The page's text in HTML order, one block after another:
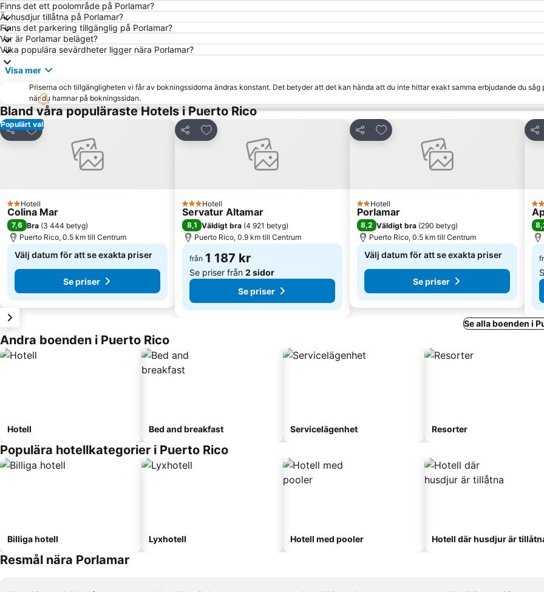
Finns det ett poolområde på Porlamar?
Är husdjur tillåtna på Porlamar?
Finns det parkering tillgänglig på Porlamar?
Var är Porlamar beläget?
Vilka populära sevärdheter ligger nära Porlamar?
Visa mer
Priserna och tillgängligheten vi får av bokningssidorna ändras konstant. Det betyder att det kan hända att du inte hittar exakt samma erbjudande du såg
när du hamnar på bokningssidan.
Bland våra populäraste Hotels i Puerto Rico
Populärt val
Dela
Lägg till i Mina Favoriter
2 Stjärnor
Hotell
Colina Mar
7,6 Bra (3 444 betyg)
Puerto Rico, 0.5 km till Centrum
Välj datum för att se exakta priser
Se priser
Dela
Lägg till i Mina Favoriter
3 Stjärnor
Hotell
Servatur Altamar
8,1 Väldigt bra (4 921 betyg)
Puerto Rico, 0.9 km till Centrum
från 1 187 kr
Se priser från 2 sidor
Se priser
Dela
Lägg till i Mina Favoriter
2 Stjärnor
Hotell
Porlamar
8,2 Väldigt bra (290 betyg)
Puerto Rico, 0.5 km till Centrum
Välj datum för att se exakta priser
Se priser
Dela
2
Se alla boenden i
Andra boenden i Puerto Rico
Hotell Bed and breakfast Servicelägenhet Resorter
Populära hotellkategorier i Puerto Rico
Billiga hotell Lyxhotell Hotell med pooler Hotell där husdjur är
Resmål nära Porlamar